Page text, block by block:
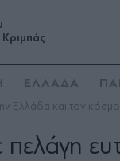
Κριμπάς
ΕΛΛΑΔΑ
Ελλάδα και τον κόσμο